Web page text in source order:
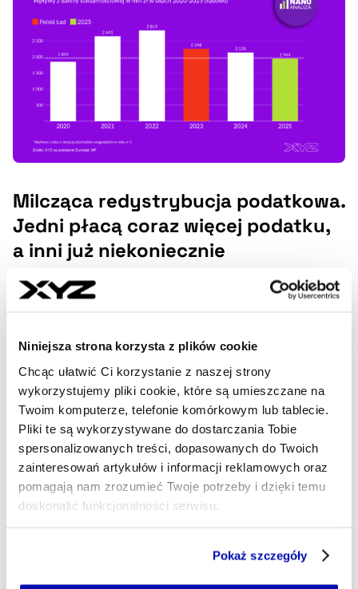
Niniejsza strona korzysta z plików cookie
Chcąc ułatwić Ci korzystanie z naszej strony
wykorzystujemy pliki cookie, które są umieszczane na
Twoim komputerze, telefonie komórkowym lub tablecie.
Pliki te są wykorzystywane do dostarczania Tobie
spersonalizowanych treści, dopasowanych do Twoich
zainteresowań artykułów i informacji reklamowych oraz
pomagają nam zrozumieć Twoje potrzeby i dzięki temu
doskonalić funkcjonalności serwisu.
Jeżeli nie wyrażasz zgody na zapisywanie plików cookie,
Pokaż szczegóły
Milcząca redystrybucja podatkowa.
Jedni płacą coraz więcej podatku,
a inni już niekoniecznie
Liczba osób wpadających w drugi próg PIT wzrosła już do
2,4 mln, a wpływy z podatku według skali rosną w
przynosi budżetowi coraz mniej pieniędzy. To nie
przypadek, lecz efekt konstrukcji systemu podatkowego i
politycznej bierności, którą można nazwać „milczącą
redystrybucją”.
MAREK SKAWIŃSKI
- AUTOR ARTYKUŁU - PROFIL
10.06.2026, 04:30